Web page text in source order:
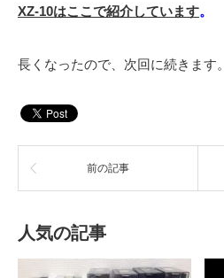
XZ-10はここで紹介しています。
長くなったので、次回に続きます。
前の記事
人気の記事